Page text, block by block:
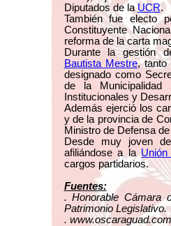
Diputados de laUCR.
También fue electo
Constituyente
reforma de la carta
Durante la gestión
Bautista Mestre, tanto
designado como
de la
Institucionales y
Además ejerció los
y de la provincia de
Ministro de Defensa
Desde muy joven
afiliándose a la
cargos partidarios.
Fuentes:
. Honorable Cámara
Patrimonio Legislativo.
.